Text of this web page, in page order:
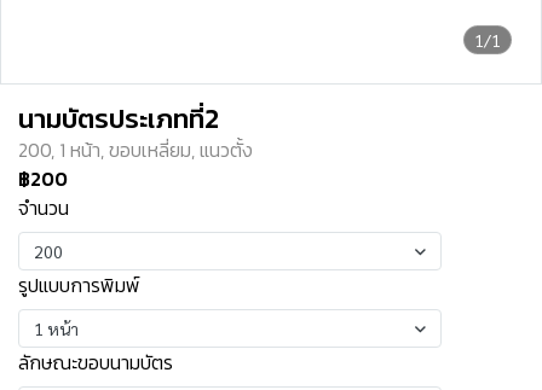
1/1
นามบัตรประเภทที่2
200, 1 หน้า, ขอบเหลี่ยม, แนวตั้ง
฿200
จำนวน
200
รูปแบบการพิมพ์
1 หน้า
ลักษณะขอบนามบัตร